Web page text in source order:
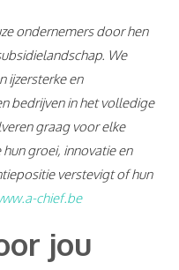
ondernemers door hen
We
ijzersterke en
bedrijven in het volledige
graag voor elke
groei, innovatie en
verstevigt of hun
chief.be
jou